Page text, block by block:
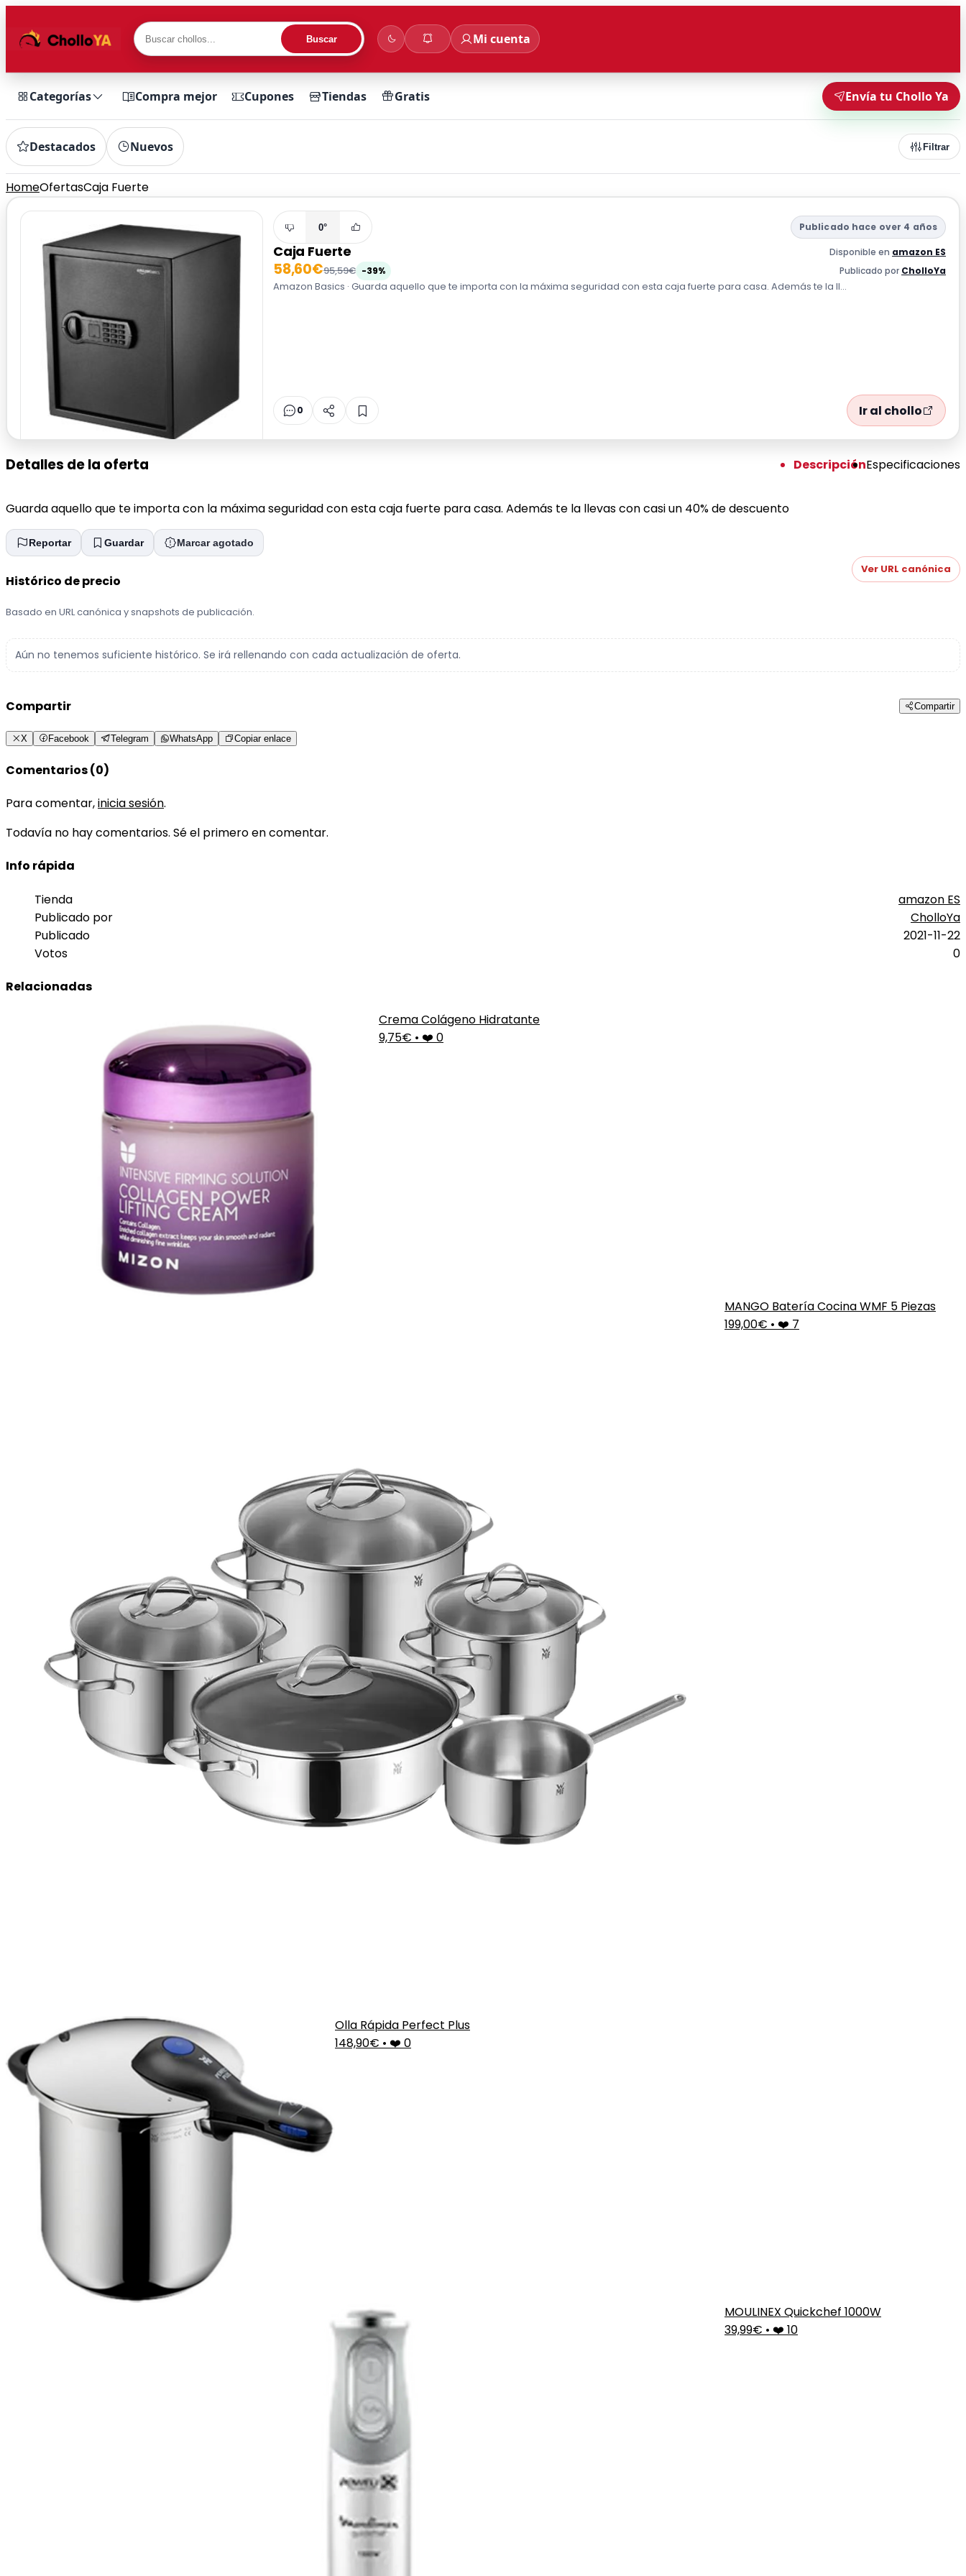
Buscar Mi cuenta
Categorías Compra mejor Cupones Tiendas Gratis Envía tu Chollo Ya
Destacados Nuevos Filtrar
HomeOfertasCaja Fuerte
0° Publicado hace over 4 años
Caja Fuerte Disponible en amazon ES
58,60€95,59€ -39% Publicado por CholloYa
Amazon Basics · Guarda aquello que te importa con la máxima seguridad con esta caja fuerte para casa. Además te la ll...
0 Ir al chollo
Detalles de la oferta DescripciónEspecificaciones
Guarda aquello que te importa con la máxima seguridad con esta caja fuerte para casa. Además te la llevas con casi un 40% de descuento
Reportar Guardar Marcar agotado
Histórico de precio
Basado en URL canónica y snapshots de publicación.
Ver URL canónica
Aún no tenemos suficiente histórico. Se irá rellenando con cada actualización de oferta.
Compartir Compartir
X Facebook Telegram WhatsApp Copiar enlace
Comentarios (0)
Para comentar,inicia sesión.
Todavía no hay comentarios. Sé el primero en comentar.
Info rápida
Tienda
amazon ES
Publicado por
CholloYa
Publicado
2021-11-22
Votos
0
Relacionadas
Crema Colágeno Hidratante
9,75€ • ❤️ 0
MANGO Batería Cocina WMF 5 Piezas
199,00€ • ❤️ 7
Olla Rápida Perfect Plus
148,90€ • ❤️ 0
MOULINEX Quickchef 1000W
39,99€ • ❤️ 10